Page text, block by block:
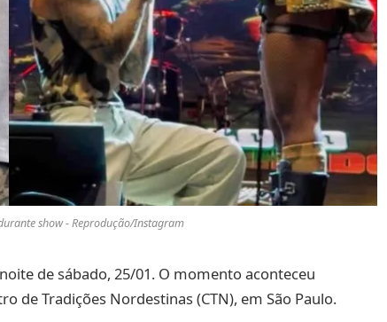
show - Reprodução/Instagram
de sábado, 25/01. O momento aconteceu
de Tradições Nordestinas (CTN), em São Paulo.